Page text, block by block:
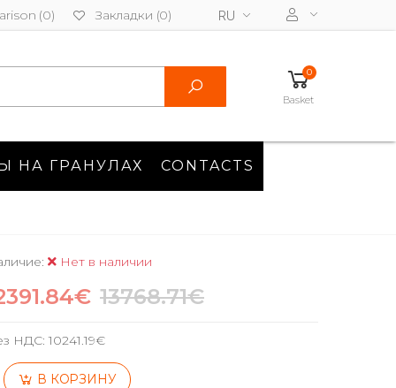
(0) Закладки (0) RU
0
Basket
НА ГРАНУЛАХ CONTACTS
Нет в наличии
13768.71€
НДС:10241.19€
В КОРЗИНУ